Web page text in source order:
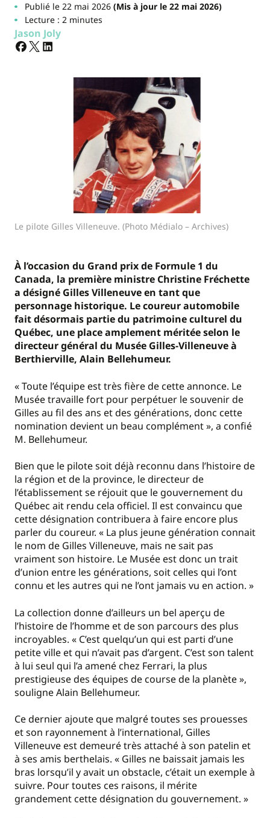
Publié le 22 mai 2026(Mis à jour le 22 mai 2026)
Lecture : 2 minutes
Jason Joly
Le pilote Gilles Villeneuve. (Photo Médialo – Archives)
À l’occasion du Grand prix de Formule 1 du
Canada, la première ministre Christine Fréchette
a désigné Gilles Villeneuve en tant que
personnage historique. Le coureur automobile
fait désormais partie du patrimoine culturel du
Québec, une place amplement méritée selon le
directeur général du Musée Gilles-Villeneuve à
Berthierville, Alain Bellehumeur.
« Toute l’équipe est très fière de cette annonce. Le
Musée travaille fort pour perpétuer le souvenir de
Gilles au fil des ans et des générations, donc cette
nomination devient un beau complément », a confié
M. Bellehumeur.
Bien que le pilote soit déjà reconnu dans l’histoire de
la région et de la province, le directeur de
l’établissement se réjouit que le gouvernement du
Québec ait rendu cela officiel. Il est convaincu que
cette désignation contribuera à faire encore plus
parler du coureur. « La plus jeune génération connait
le nom de Gilles Villeneuve, mais ne sait pas
vraiment son histoire. Le Musée est donc un trait
d’union entre les générations, soit celles qui l’ont
connu et les autres qui ne l’ont jamais vu en action. »
La collection donne d’ailleurs un bel aperçu de
l’histoire de l’homme et de son parcours des plus
incroyables. « C’est quelqu’un qui est parti d’une
petite ville et qui n’avait pas d’argent. C’est son talent
à lui seul qui l’a amené chez Ferrari, la plus
prestigieuse des équipes de course de la planète »,
souligne Alain Bellehumeur.
Ce dernier ajoute que malgré toutes ses prouesses
et son rayonnement à l’international, Gilles
Villeneuve est demeuré très attaché à son patelin et
à ses amis berthelais. « Gilles ne baissait jamais les
bras lorsqu’il y avait un obstacle, c’était un exemple à
suivre. Pour toutes ces raisons, il mérite
grandement cette désignation du gouvernement. »